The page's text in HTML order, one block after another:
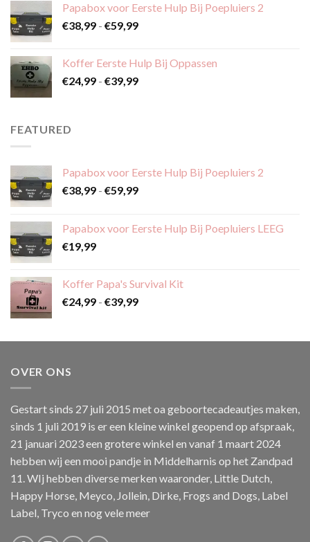
€39,99
Papabox voor Eerste Hulp Bij Poepluiers 2
€38,99 - €59,99Prijsklasse:
€59,99
Koffer Eerste Hulp Bij Oppassen
€24,99 - €39,99Prijsklasse:
FEATURED
Papabox voor Eerste Hulp Bij Poepluiers 2
€38,99 - €59,99Prijsklasse:
€59,99
Papabox voor Eerste Hulp Bij Poepluiers LEEG
€19,99
Koffer Papa's Survival Kit
€24,99 - €39,99Prijsklasse:
€39,99
OVER ONS
Gestart sinds 27 juli 2015 met oa geboortecadeautjes maken,
sinds 1 juli 2019 is er een kleine winkel geopend op afspraak,
21 januari 2023 een grotere winkel en vanaf 1 maart 2024
hebben wij een mooi pandje in Middelharnis op het Zandpad
11. WIj hebben diverse merken waaronder, Little Dutch,
Happy Horse, Meyco, Jollein, Dirke, Frogs and Dogs, Label
Label, Tryco en nog vele meer